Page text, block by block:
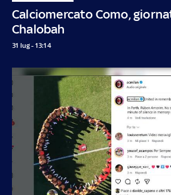
Calciomercato Como,
Chalobah
31 lug - 13:14